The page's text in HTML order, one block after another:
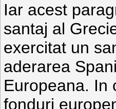
Iar acest
santaj al
exercitat un
aderarea
Europeana. In
fonduri